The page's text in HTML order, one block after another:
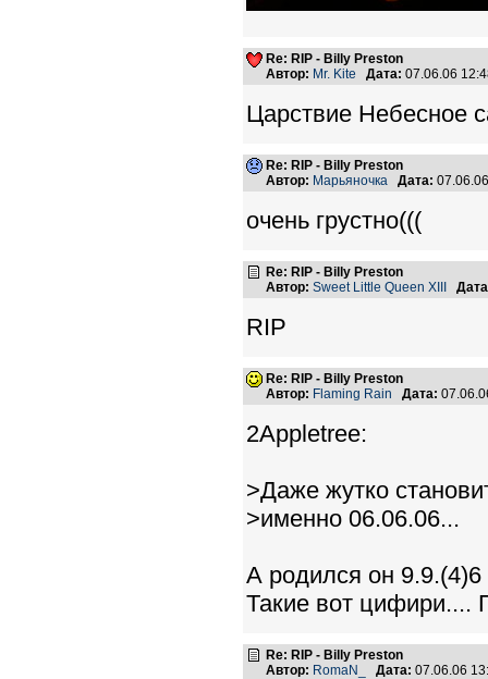
Re: RIP - Billy Preston
Автор: Mr. Kite Дата: 07.06.06
Царствие Небесное
Re: RIP - Billy Preston
Автор: Марьяночка Дата:
очень грустно(((
Re: RIP - Billy Preston
Автор: Sweet Little Queen XIII
RIP
Re: RIP - Billy Preston
Автор: Flaming Rain Дата:
2Appletree:
>Даже жутко
>именно 06.06.06...
А родился он 9.9.(4)6
Такие вот цифири....
Re: RIP - Billy Preston
Автор: RomaN_ Дата: 07.06.06